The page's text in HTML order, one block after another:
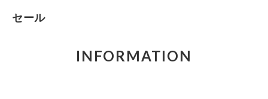
セール
INFORMATION